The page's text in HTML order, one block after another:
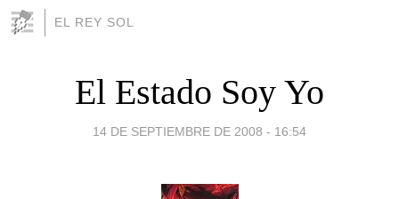
EL REY SOL
El Estado Soy Yo
14 DE SEPTIEMBRE DE 2008 - 16:54